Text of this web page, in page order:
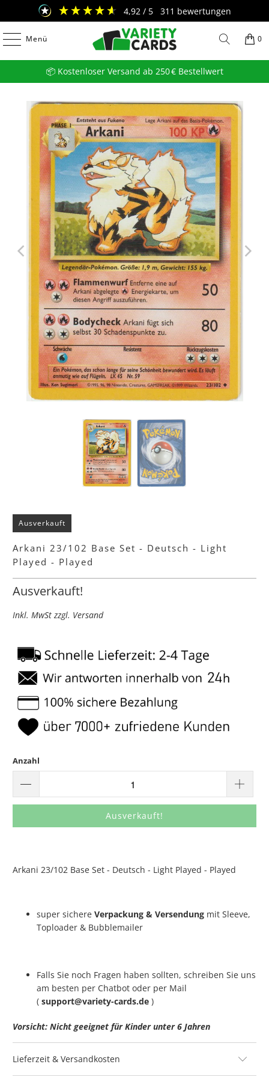
Menü 0
4,92 / 5 311 bewertungen
📦 Kostenloser Versand ab 250 € Bestellwert
Ausverkauft
Arkani 23/102 Base Set - Deutsch - Light
Played - Played
Ausverkauft!
Inkl. MwSt zzgl. Versand
Anzahl
Ausverkauft!
Arkani 23/102 Base Set - Deutsch - Light Played - Played
super sichere Verpackung & Versendung mit Sleeve,
Toploader & Bubblemailer
Falls Sie noch Fragen haben sollten, schreiben Sie uns
am besten per Chatbot oder per Mail
( support@variety-cards.de )
Vorsicht: Nicht geeignet für Kinder unter 6 Jahren
Lieferzeit & Versandkosten